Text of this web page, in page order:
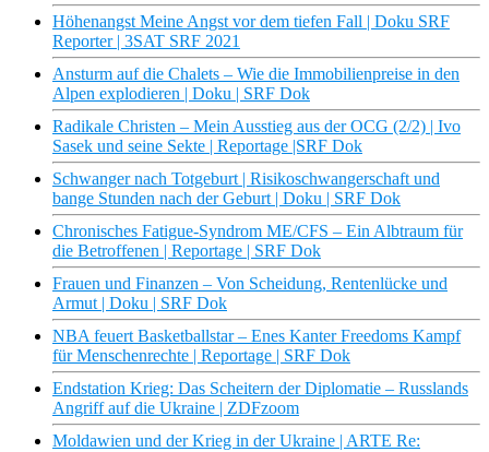
Höhenangst Meine Angst vor dem tiefen Fall | Doku SRF
Reporter | 3SAT SRF 2021
Ansturm auf die Chalets – Wie die Immobilienpreise in den
Alpen explodieren | Doku | SRF Dok
Radikale Christen – Mein Ausstieg aus der OCG (2/2) | Ivo
Sasek und seine Sekte | Reportage |SRF Dok
Schwanger nach Totgeburt | Risikoschwangerschaft und
bange Stunden nach der Geburt | Doku | SRF Dok
Chronisches Fatigue-Syndrom ME/CFS – Ein Albtraum für
die Betroffenen | Reportage | SRF Dok
Frauen und Finanzen – Von Scheidung, Rentenlücke und
Armut | Doku | SRF Dok
NBA feuert Basketballstar – Enes Kanter Freedoms Kampf
für Menschenrechte | Reportage | SRF Dok
Endstation Krieg: Das Scheitern der Diplomatie – Russlands
Angriff auf die Ukraine | ZDFzoom
Moldawien und der Krieg in der Ukraine | ARTE Re: